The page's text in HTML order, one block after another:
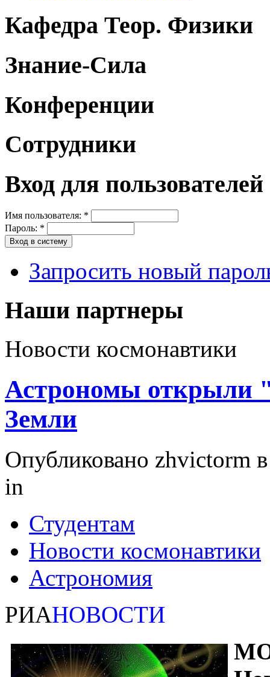
Кафедра Теор. Физики
Знание-Сила
Конференции
Сотрудники
Вход для пользователей
Имя пользователя: *
Пароль: *
Запросить новый
Наши партнеры
Новости космонавтики
Астрономы открыли
Земли
Опубликовано zhvictorm
in
Студентам
Новости космонавтики
Астрономия
РИАНОВОСТИ